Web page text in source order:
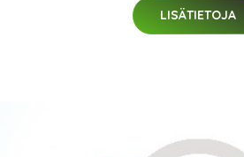
LISÄTIETOJA